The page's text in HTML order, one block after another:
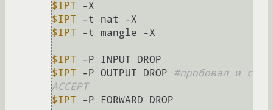
$IPT
$IPT
$IPT -t mangle -X
$IPT
$IPT -P OUTPUT DROP #пробовал и с
ACCEPT
$IPT -P FORWARD DROP